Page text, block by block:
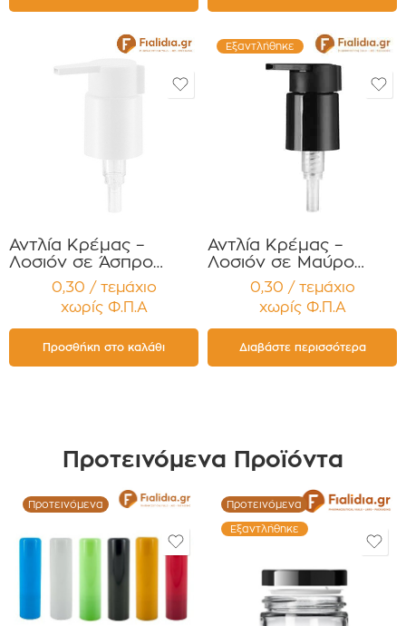
Αντλία Κρέμας –
Λοσιόν σε Άσπρο
Γυαλιστερό Χρώμα
PP24 Συσκευασία 12
τεμαχίων
0,30 / τεμάχιο
χωρίς Φ.Π.Α
Προσθήκη στο καλάθι
Εξαντλήθηκε
Αντλία Κρέμας –
Λοσιόν σε Μαύρο
Γυαλιστερό Χρώμα
PP24 Συσκευασία 12
τεμαχίων
0,30 / τεμάχιο
χωρίς Φ.Π.Α
Διαβάστε περισσότερα
Προτεινόμενα Προϊόντα
Προτεινόμενα Προτεινόμενα
Εξαντλήθηκε